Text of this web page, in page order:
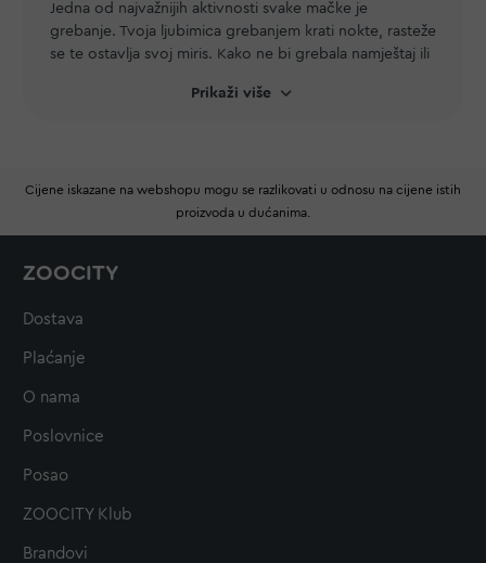
Jedna od najvažnijih aktivnosti svake mačke je
grebanje. Tvoja ljubimica grebanjem krati nokte, rasteže
se te ostavlja svoj miris. Kako ne bi grebala namještaj ili
grebalicu. Oblik i veličinu grebalice slobodno odaberi
proizvode za grebanje, ovisno koliko prostora imaš.
Kongosiguravaju ti velik izbor različitih
grebalica u kojima će tvoja najbolja prijateljica
Prikaži više
Cijene iskazane na webshopu mogu se razlikovati u odnosu na cijene istih
proizvoda u dućanima.
ZOOCITY
Dostava
Plaćanje
O nama
Poslovnice
Posao
ZOOCITY Klub
Brandovi